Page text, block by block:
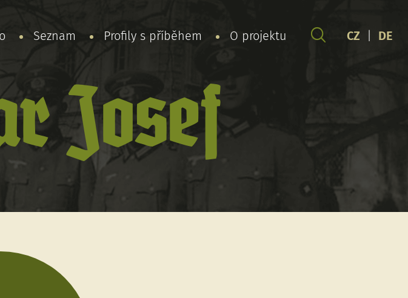
Seznam Profily s příběhem O projektu CZ DE
Josef